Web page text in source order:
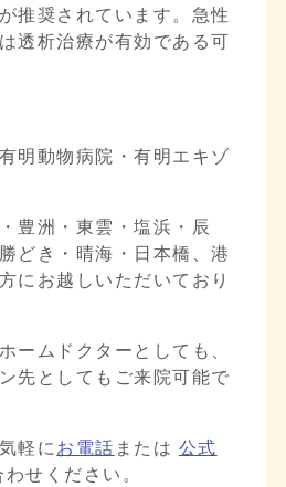
推奨されています。急性
透析治療が有効である可
明動物病院・有明エキゾ
豊洲・東雲・塩浜・辰
どき・晴海・日本橋、港
にお越しいただいており
ームドクターとしても、
先としてもご来院可能で
軽に お電話 または 公式
せください。